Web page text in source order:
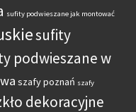
sufity podwieszane jak montować
sufity
podwieszane w
szafy poznań szafy
dekoracyjne